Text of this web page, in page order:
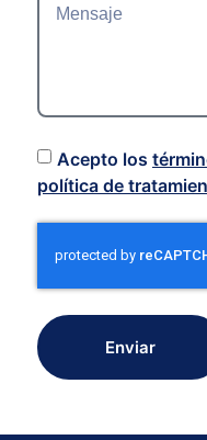
Acepto los
política de
Enviar